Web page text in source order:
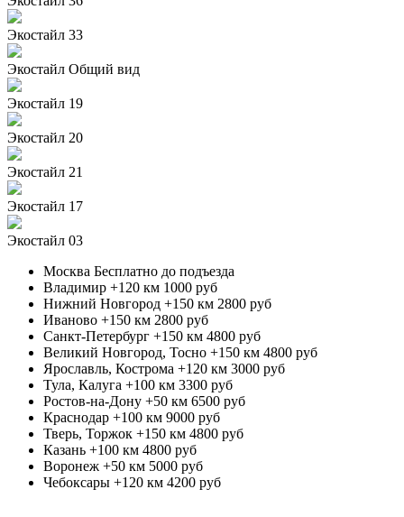
Экостайл 33
Экостайл Общий вид
Экостайл 19
Экостайл 20
Экостайл 21
Экостайл 17
Экостайл 03
Москва Бесплатно до подъезда
Владимир +120 км 1000 руб
Нижний Новгород +150 км 2800 руб
Иваново +150 км 2800 руб
Санкт-Петербург +150 км 4800 руб
Великий Новгород, Тосно +150 км 4800 руб
Ярославль, Кострома +120 км 3000 руб
Тула, Калуга +100 км 3300 руб
Ростов-на-Дону +50 км 6500 руб
Краснодар +100 км 9000 руб
Тверь, Торжок +150 км 4800 руб
Казань +100 км 4800 руб
Воронеж +50 км 5000 руб
Чебоксары +120 км 4200 руб